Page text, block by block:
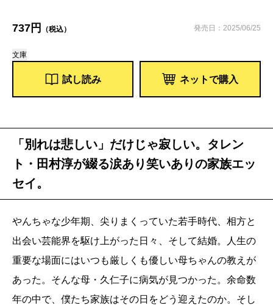
737円 （税込） 発売日：2025/06/25
文庫
試し読み ネットで購入
「別れは悲しい」だけじゃ寂しい。タレン
ト・田村淳が綴る涙あり笑いありの家族エッ
セイ。
やんちゃな少年期、尖りまくっていた若手時代、相方と
出会い芸能界を駆け上がった日々、そして結婚。人生の
重要な場面にはいつも厳しくも優しい母ちゃんの教えが
あった。そんな母・久仁子に病気が見つかった。余命数
年の中で、僕たち家族はその日をどう迎えたのか。そし